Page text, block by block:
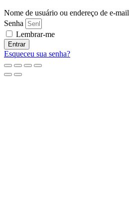
Nome de usuário ou endereço de e-mail
Senha
Lembrar-me
Entrar
Esqueceu sua senha?